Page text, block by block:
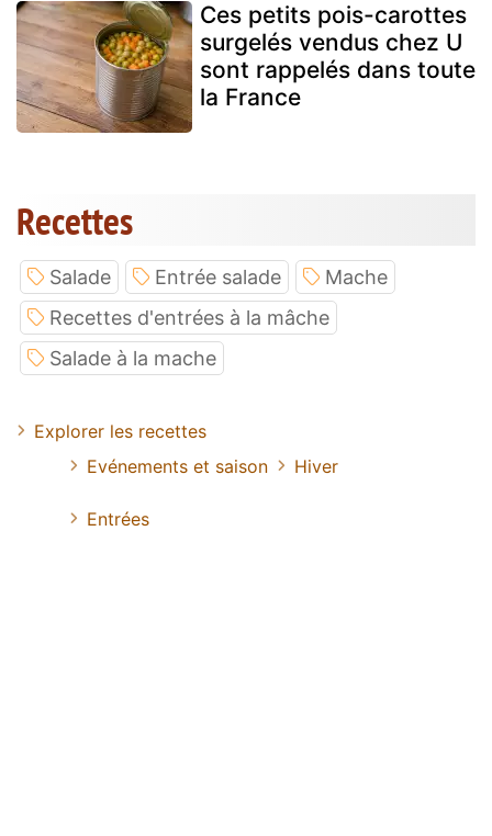
Ces petits pois-carottes
surgelés vendus chez U
sont rappelés dans toute
la France
Recettes
Salade Entrée salade
Mache
Recettes d'entrées à la mâche
Salade à la mache
Explorer les recettes
Evénements et saison
Hiver
Entrées